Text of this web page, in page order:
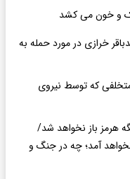
خرازی در مورد حمله به
که توسط نیروی
هرمز باز نخواهد شد/
آمد؛ چه در جنگ و